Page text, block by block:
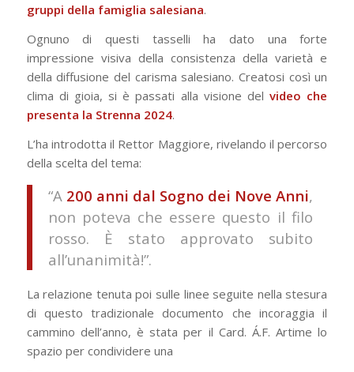
gruppi della famiglia salesiana.
Ognuno di questi tasselli ha dato una forte
impressione visiva della consistenza della varietà e
della diffusione del carisma salesiano. Creatosi così un
clima di gioia, si è passati alla visione delvideo che
presenta la Strenna 2024.
L’ha introdotta il Rettor Maggiore, rivelando il percorso
della scelta del tema:
“A 200 anni dal Sogno dei Nove Anni,
non poteva che essere questo il filo
rosso. È stato approvato subito
all’unanimità!”.
La relazione tenuta poi sulle linee seguite nella stesura
di questo tradizionale documento che incoraggia il
cammino dell’anno, è stata per il Card. Á.F. Artime lo
spazio per condividere una